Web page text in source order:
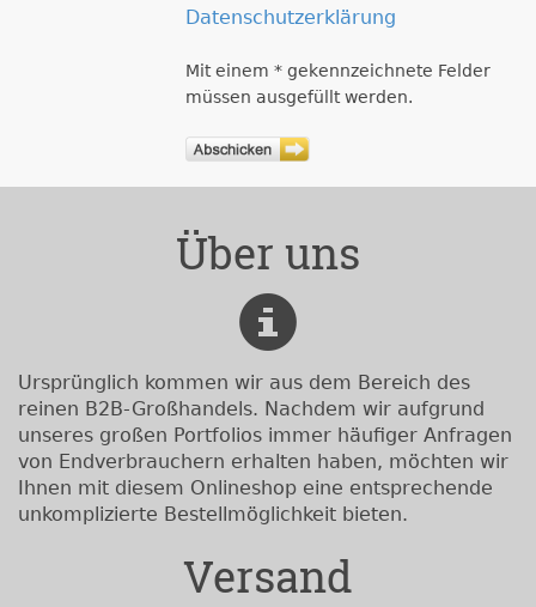
Datenschutzerklärung
Mit einem * gekennzeichnete Felder
müssen ausgefüllt werden.
Über uns
Ursprünglich kommen wir aus dem Bereich des
reinen B2B-Großhandels. Nachdem wir aufgrund
unseres großen Portfolios immer häufiger Anfragen
von Endverbrauchern erhalten haben, möchten wir
Ihnen mit diesem Onlineshop eine entsprechende
unkomplizierte Bestellmöglichkeit bieten.
Versand